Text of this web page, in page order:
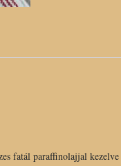
fatál paraffinolajjal kezelve